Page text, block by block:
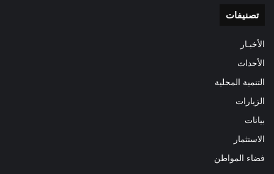
تصنيفات
الأخبـار
الأحداث
التنمية المحلية
الزيارات
بيانات
الاستثمار
فضاء المواطن